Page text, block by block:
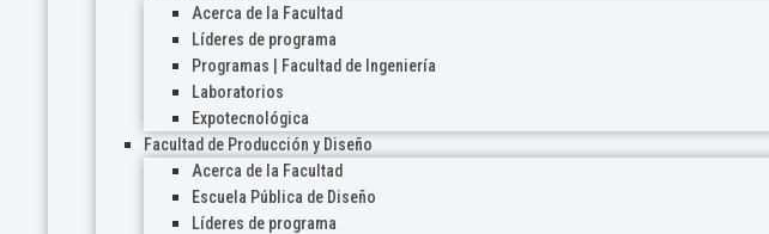
Acerca de la Facultad
Líderes de programa
Programas | Facultad de Ingeniería
Laboratorios
Expotecnológica
Facultad de Producción y Diseño
Acerca de la Facultad
Escuela Pública de Diseño
Líderes de programa